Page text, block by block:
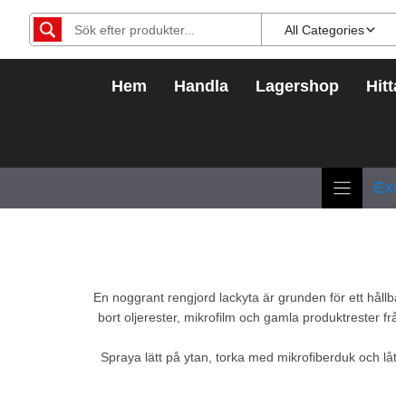
Hoppa
innehåll
All Categories
Hem Handla Lagershop
En noggrant rengjord lackyta är grunden för ett
bort oljerester, mikrofilm och gamla produktrester
Spraya lätt på ytan, torka med mikrofiberduk och